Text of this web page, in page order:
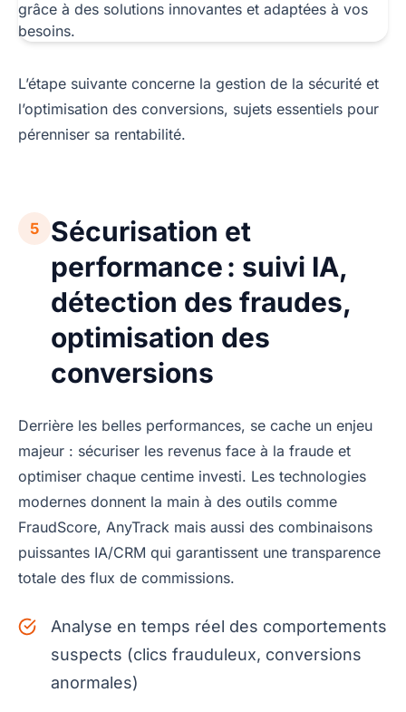
L’étape suivante concerne la gestion de la sécurité et
l’optimisation des conversions, sujets essentiels pour
pérenniser sa rentabilité.
5
Sécurisation et
performance : suivi IA,
détection des fraudes,
optimisation des
conversions
Derrière les belles performances, se cache un enjeu
majeur : sécuriser les revenus face à la fraude et
optimiser chaque centime investi. Les technologies
modernes donnent la main à des outils comme
FraudScore, AnyTrack mais aussi des combinaisons
puissantes IA/CRM qui garantissent une transparence
totale des flux de commissions.
Analyse en temps réel des comportements
suspects (clics frauduleux, conversions
anormales)